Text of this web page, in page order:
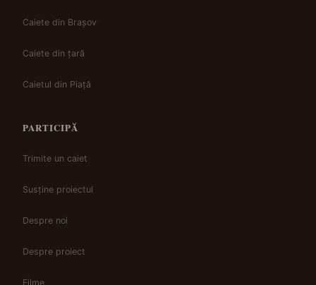
Caiete din Brașov
Caiete din țară
Caietul din Piață
PARTICIPĂ
Trimite un caiet
Susține proiectul
Despre noi
Despre proiect
Filme